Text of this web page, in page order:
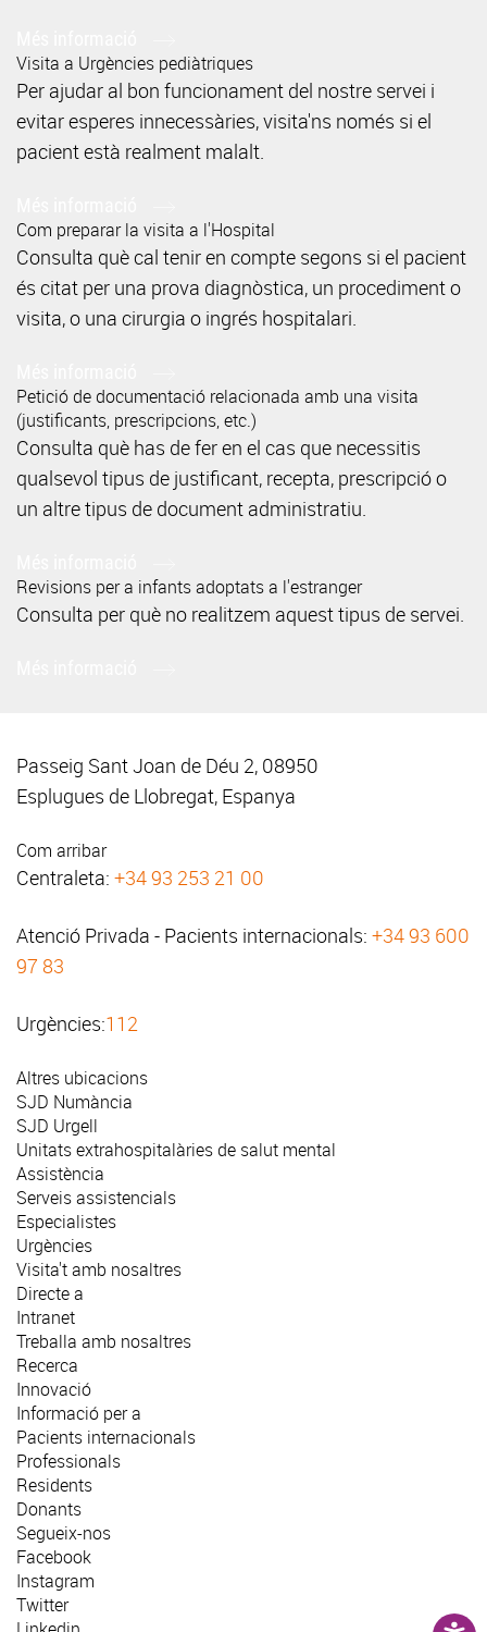
Visita a Urgències pediàtriques
Per ajudar al bon funcionament del nostre servei i
evitar esperes innecessàries, visita'ns només si el
pacient està realment malalt.
Com preparar la visita a l'Hospital
Consulta què cal tenir en compte segons si el pacient
és citat per una prova diagnòstica, un procediment o
visita, o una cirurgia o ingrés hospitalari.
Petició de documentació relacionada amb una visita
(justificants, prescripcions, etc.)
Consulta què has de fer en el cas que necessitis
qualsevol tipus de justificant, recepta, prescripció o
un altre tipus de document administratiu.
Revisions per a infants adoptats a l'estranger
Consulta per què no realitzem aquest tipus de servei.
Passeig Sant Joan de Déu 2, 08950
Esplugues de Llobregat, Espanya
Com arribar
Centraleta: +34 93 253 21 00
Atenció Privada - Pacients internacionals: +34 93 600
97 83
Urgències:112
Altres ubicacions
SJD Numància
SJD Urgell
Unitats extrahospitalàries de salut mental
Assistència
Serveis assistencials
Especialistes
Urgències
Visita't amb nosaltres
Directe a
Intranet
Treballa amb nosaltres
Recerca
Innovació
Informació per a
Pacients internacionals
Professionals
Residents
Donants
Segueix-nos
Facebook
Instagram
Twitter